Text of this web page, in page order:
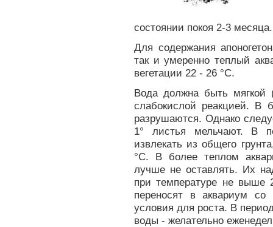
состоянии покоя 2-3 месяца.
Для содержания
так и умеренно теплый
вегетации 22 - 26 °С.
Вода должна быть мягкой
слабокислой реакцией. В
разрушаются. Однако
1° листья мельчают. В
извлекать из общего
°С. В более теплом
лучше не оставлять. Их
при температуре не выше
переносят в аквариум
условия для роста. В
воды - желательно